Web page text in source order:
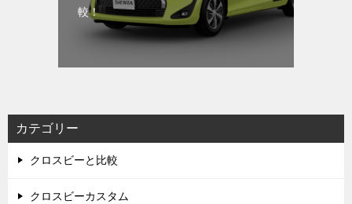
較！
カテゴリー
クロスビーと比較
クロスビーカスタム